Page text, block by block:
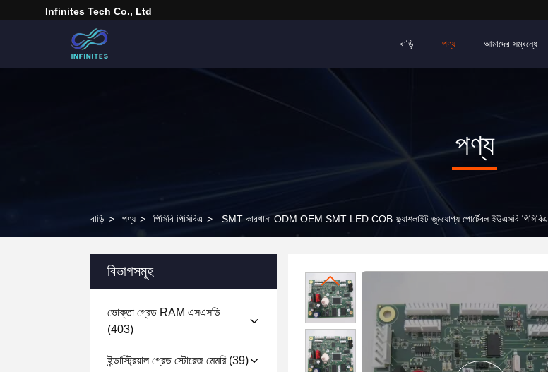
Infinites Tech Co., Ltd
বাড়ি পণ্য আমাদের সম্বন্ধে
পণ্য
বাড়ি > পণ্য > পিসিবি পিসিবিএ > SMT কারখানা ODM OEM SMT LED COB ফ্ল্যাশলাইট জুমযোগ্য পোর্টেবল ইউএসবি পিসিবিএ
বিভাগসমূহ
ভোক্তা গ্রেড RAM এসএসডি
(403)
ইন্ডাস্ট্রিয়াল গ্রেড স্টোরেজ মেমরি(39)